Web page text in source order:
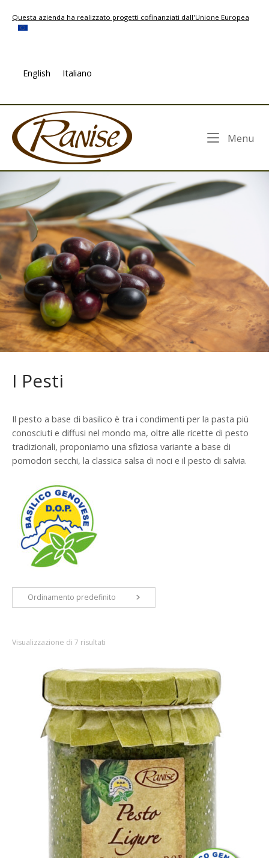
content
Questa azienda ha realizzato progetti cofinanziati dall'Unione Europea
English Italiano
Home
Menu
I Pesti
Il pesto a base di basilico è tra i condimenti per la pasta più
conosciuti e diffusi nel mondo ma, oltre alle ricette di pesto
tradizionali, proponiamo una sfiziosa variante a base di
pomodori secchi, la classica salsa di noci e il pesto di salvia.
Ordinamento predefinito
Visualizzazione di 7 risultati